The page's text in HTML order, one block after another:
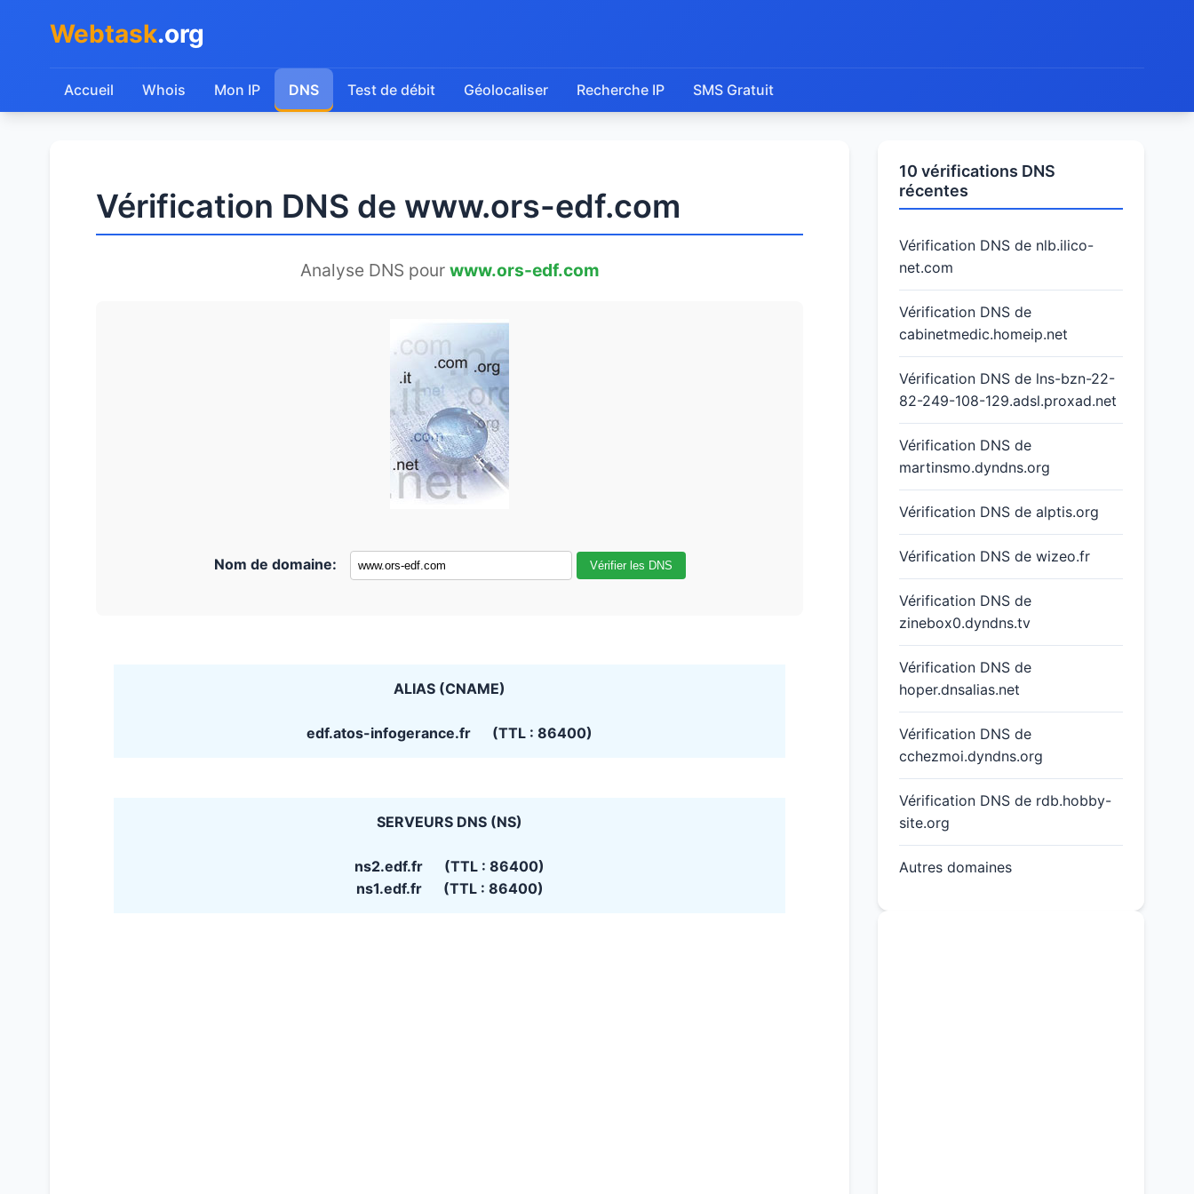
Webtask.org
Accueil Whois Mon IP DNS Test de débit Géolocaliser Recherche IP SMS Gratuit
Vérification DNS de www.ors-edf.com
Analyse DNS pour www.ors-edf.com
Nom de domaine: Vérifier les DNS
ALIAS (CNAME)
edf.atos-infogerance.fr (TTL : 86400)
SERVEURS DNS (NS)
ns2.edf.fr (TTL : 86400)
ns1.edf.fr (TTL : 86400)
10 vérifications DNS
récentes
Vérification DNS de nlb.ilico-
net.com
Vérification DNS de
cabinetmedic.homeip.net
Vérification DNS de lns-bzn-22-
82-249-108-129.adsl.proxad.net
Vérification DNS de
martinsmo.dyndns.org
Vérification DNS de alptis.org
Vérification DNS de wizeo.fr
Vérification DNS de
zinebox0.dyndns.tv
Vérification DNS de
hoper.dnsalias.net
Vérification DNS de
cchezmoi.dyndns.org
Vérification DNS de rdb.hobby-
site.org
Autres domaines